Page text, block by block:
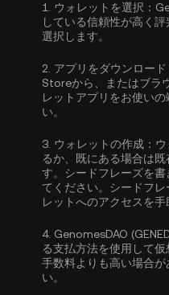
1. ウォレットを選択：
している信頼性が高く
選択します。
2. アプリをダウンロード
Storeから、またはブラ
レットアプリをお使い
い。
3. ウォレットの作成：
るか、既にある場合は
す。シードフレーズを
てください。シードフ
レットへのアクセスを手
4. GenomesDAO
る支払方法を使用して
手数料よりも高い場合
い。